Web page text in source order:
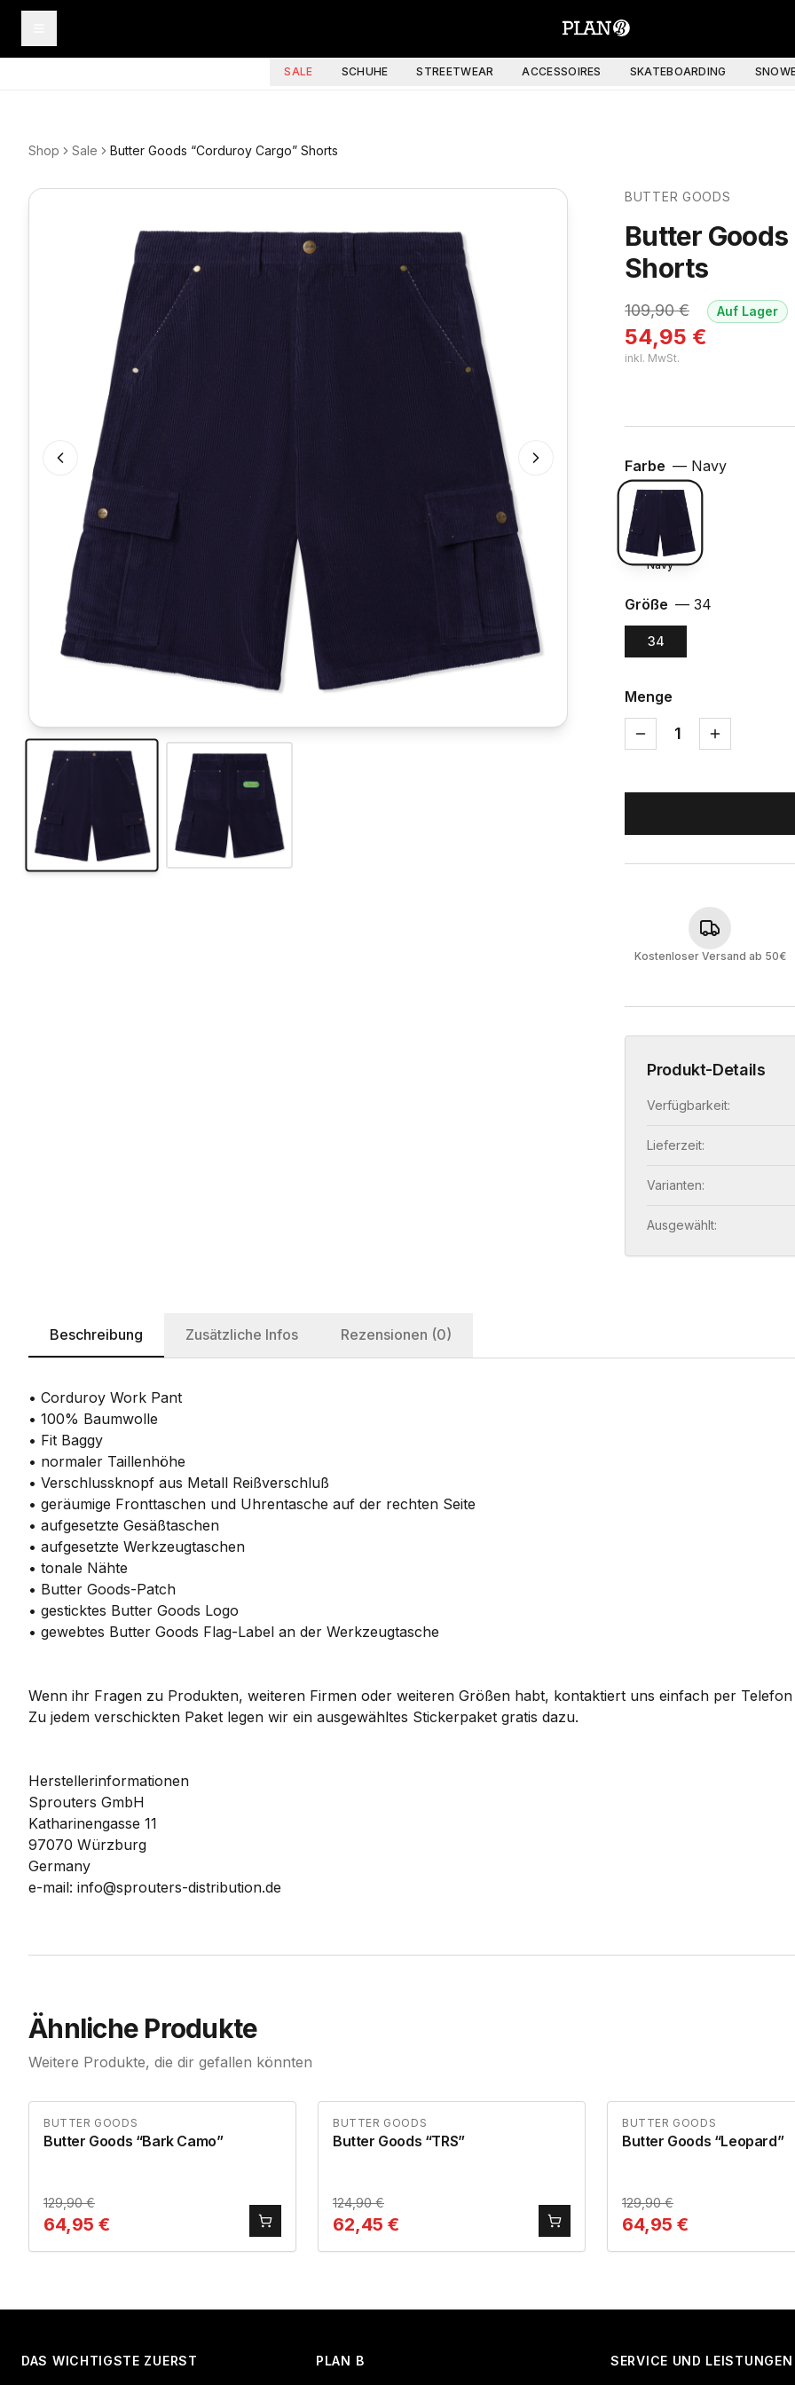
SALE SCHUHE STREETWEAR ACCESSOIRES SKATEBOARDING
Shop Sale Butter Goods “Corduroy Cargo” Shorts
BUTTER GOODS
Butter
Shorts
109,90€
54,95 €
inkl. MwSt.
Auf Lager
Farbe — Navy
Navy
Größe — 34
34
Menge
1
Kostenloser Versand ab 50€
Produkt-Details
Verfügbarkeit:
Lieferzeit:
Varianten:
Ausgewählt:
Beschreibung Zusätzliche Infos Rezensionen (0)
• Corduroy Work Pant
• 100% Baumwolle
• Fit Baggy
• normaler Taillenhöhe
• Verschlussknopf aus Metall Reißverschluß
• geräumige Fronttaschen und Uhrentasche auf der rechten Seite
• aufgesetzte Gesäßtaschen
• aufgesetzte Werkzeugtaschen
• tonale Nähte
• Butter Goods-Patch
• gesticktes Butter Goods Logo
• gewebtes Butter Goods Flag-Label an der Werkzeugtasche
Wenn ihr Fragen zu Produkten, weiteren Firmen oder weiteren Größen habt, kontaktiert uns einfach per Telefon
Zu jedem verschickten Paket legen wir ein ausgewähltes Stickerpaket gratis dazu.
Herstellerinformationen
Sprouters GmbH
Katharinengasse 11
97070 Würzburg
Germany
e-mail: info@sprouters-distribution.de
Ähnliche Produkte
Weitere Produkte, die dir gefallen könnten
BUTTER GOODS
Butter Goods “Bark Camo”
129,90€
64,95 €
BUTTER GOODS
Butter Goods “TRS”
124,90€
62,45 €
BUTTER GOODS
Butter Goods “Leopard”
129,90€
64,95 €
DAS WICHTIGSTE ZUERST PLAN B SERVICE UND LEISTUNGEN